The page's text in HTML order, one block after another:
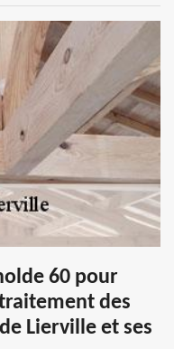
60 pour
des
Lierville et ses